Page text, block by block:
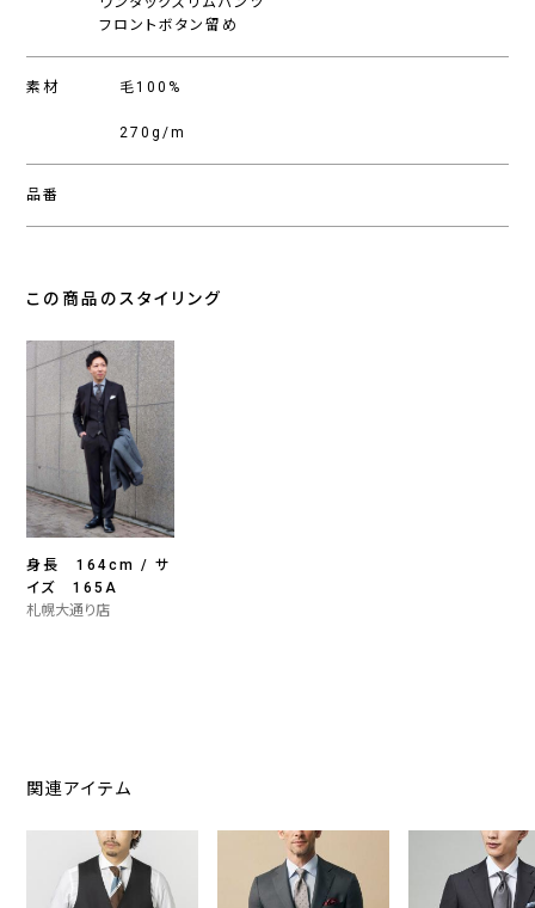
フロントボタン留め
素材 毛100%
270g/m
品番
この商品のスタイリング
身長 164cm / サ
イズ 165A
札幌大通り店
関連アイテム